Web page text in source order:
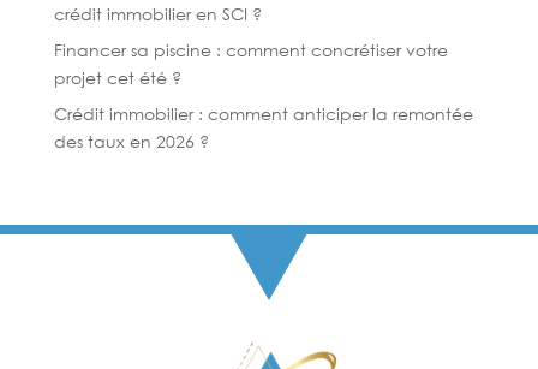
crédit immobilier en SCI ?
Financer sa piscine : comment concrétiser votre
projet cet été ?
Crédit immobilier : comment anticiper la remontée
des taux en 2026 ?